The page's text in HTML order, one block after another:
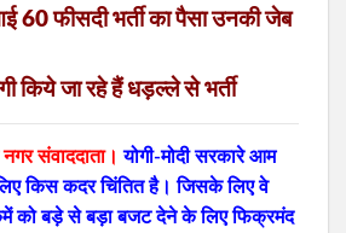
60 फीसदी भर्ती का पैसा उनकी जेब
किये जा रहे हैं धड़ल्ले से भर्ती
संवाददाता। योगी-मोदी सरकारे आम
किस कदर चिंतित है। जिसके लिए वे
को बड़े से बड़ा बजट देने के लिए फिक्रमंद